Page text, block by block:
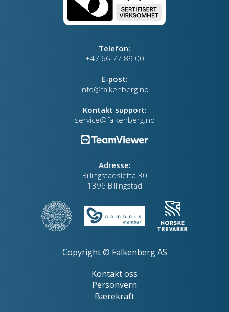
Telefon:
+47 66 77 89 00
E-post:
info@falkenberg.no
Kontakt support:
service@falkenberg.no
Adresse:
Billingstadsletta 30
1396 Billingstad
Copyright © Falkenberg AS
Kontakt oss
Personvern
Bærekraft